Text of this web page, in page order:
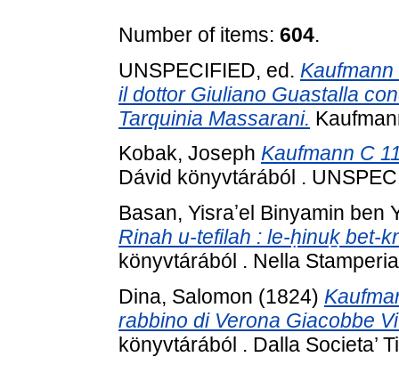
Number of items: 604.
UNSPECIFIED, ed.
il dottor Giuliano Guastalla
Tarquinia Massarani.
Kobak, Joseph Kaufmann C
Dávid könyvtárából .
Basan, Yisraʼel Binyamin ben
Rinah u-tefilah : le-ḥinuḵ bet-
könyvtárából . Nella
Dina, Salomon (1824)
rabbino di Verona Giacobbe
könyvtárából . Dalla Societa’